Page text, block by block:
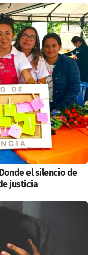
el silencio de
justicia